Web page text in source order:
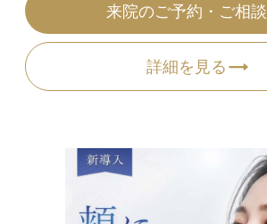
来院のご予約・ご相談
詳細を見る